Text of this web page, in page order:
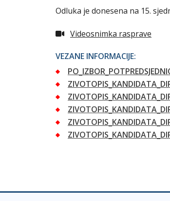
Odluka je donesena na 15.
Videosnimka rasprave
VEZANE INFORMACIJE: